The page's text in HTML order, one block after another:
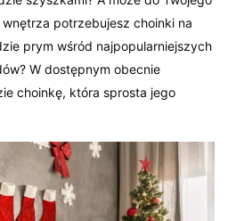
potrzebujesz choinki na
prym wśród najpopularniejszych
W dostępnym obecnie
choinkę, która sprosta jego